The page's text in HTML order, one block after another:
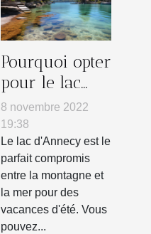
Pourquoi opter
pour le lac
d'Annecy ?
8 novembre 2022
19:38
Le lac d'Annecy est le
parfait compromis
entre la montagne et
la mer pour des
vacances d'été. Vous
pouvez...